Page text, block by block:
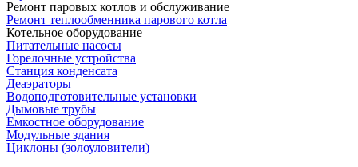
Ремонт паровых котлов и обслуживание
Ремонт теплообменника парового котла
Котельное оборудование
Питательные насосы
Горелочные устройства
Станция конденсата
Деаэраторы
Водоподготовительные установки
Дымовые трубы
Емкостное оборудование
Mодульные здания
Циклоны (золоуловители)